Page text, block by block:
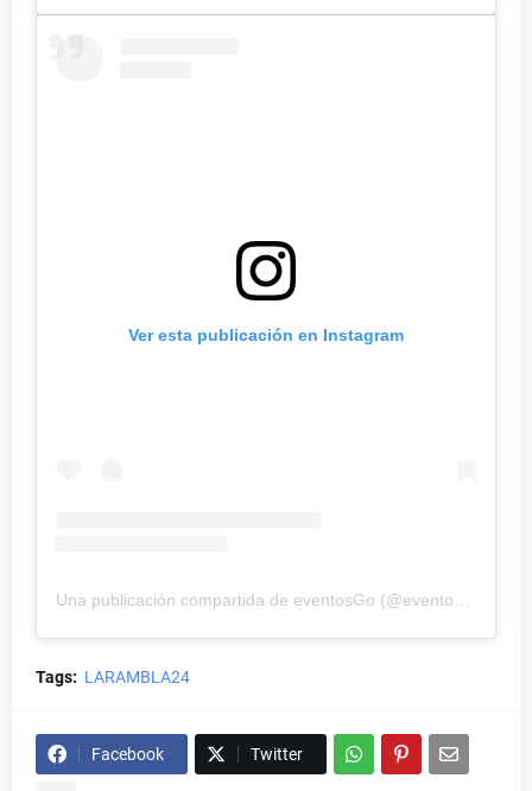
Ver esta publicación en Instagram
Tags: LARAMBLA24
Facebook Twitter